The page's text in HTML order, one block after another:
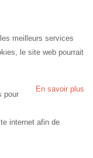
meilleurs services
le site web pourrait
En savoir plus
pour
internet afin de